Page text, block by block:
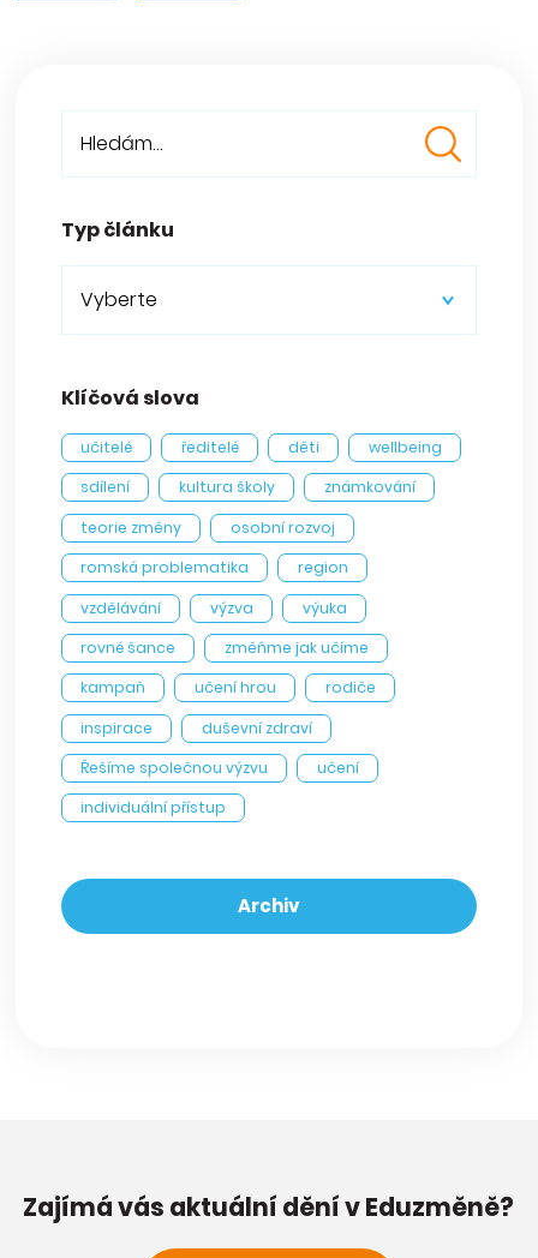
Typ článku
Vyberte
Klíčová slova
učitelé ředitelé děti
wellbeing
sdílení
kultura školy
známkování
teorie změny
osobní rozvoj
romská problematika
region
vzdělávání
výzva
výuka
rovné šance
změňme jak učíme
kampaň
učení hrou
rodiče
inspirace
duševní zdraví
Řešíme společnou výzvu
učení
individuální přístup
Archiv
Zajímá vás aktuální dění v Eduzměně?